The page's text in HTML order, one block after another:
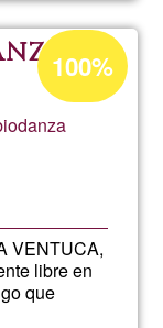
VENTUCA,
libre en
que
Acceptance
percentage
Ğ1
100%